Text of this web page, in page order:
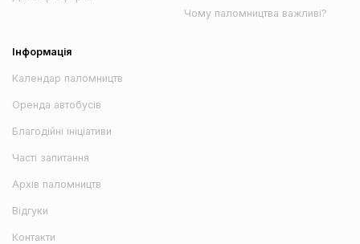
Чому паломництва важливі?
Інформація
Календар паломництв
Оренда автобусів
Благодійні ініціативи
Часті запитання
Архів паломництв
Відгуки
Контакти